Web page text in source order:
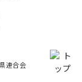
連合会